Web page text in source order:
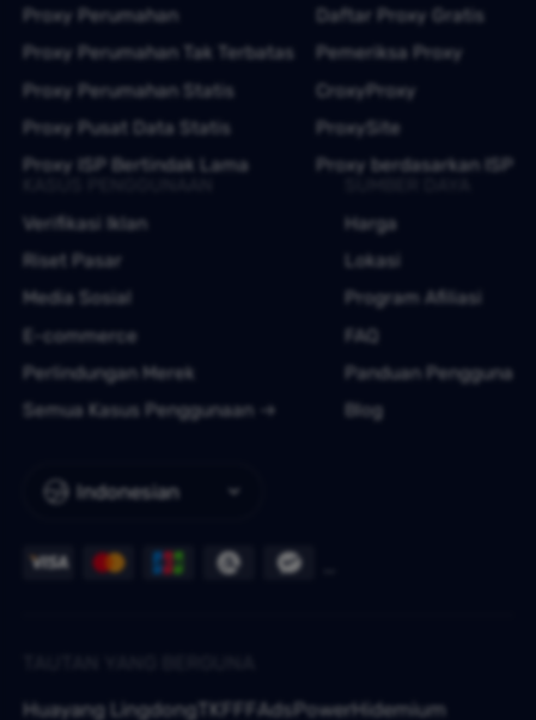
Indonesian
Proxy Perumahan
Proxy Perumahan Tak Terbatas
Proxy Perumahan Statis
Proxy Pusat Data Statis
Proxy ISP Bertindak Lama
Daftar Proxy Gratis
Pemeriksa Proxy
CroxyProxy
ProxySite
Proxy berdasarkan ISP
Verifikasi Iklan
Riset Pasar
Media Sosial
E-commerce
Perlindungan Merek
Semua Kasus Penggunaan
Harga
Lokasi
Program Afiliasi
FAQ
Panduan Pengguna
Blog
Huayang Lingdong TKFFF AdsPowerHidemium